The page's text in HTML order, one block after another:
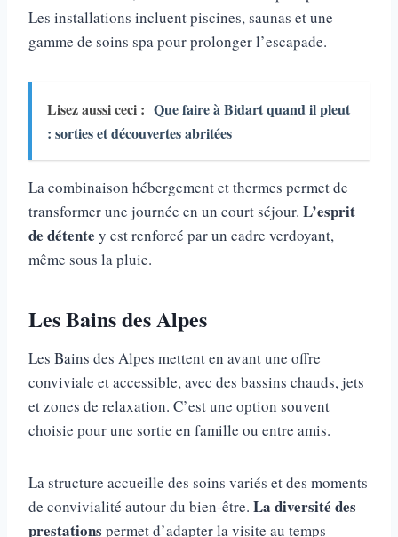
Les installations incluent piscines, saunas et une
gamme de soins spa pour prolonger l’escapade.
Lisez aussi ceci : Que faire à Bidart quand il pleut
: sorties et découvertes abritées
La combinaison hébergement et thermes permet de
transformer une journée en un court séjour. L’esprit
de détente y est renforcé par un cadre verdoyant,
même sous la pluie.
Les Bains des Alpes
Les Bains des Alpes mettent en avant une offre
conviviale et accessible, avec des bassins chauds, jets
et zones de relaxation. C’est une option souvent
choisie pour une sortie en famille ou entre amis.
La structure accueille des soins variés et des moments
de convivialité autour du bien-être. La diversité des
prestations permet d’adapter la visite au temps